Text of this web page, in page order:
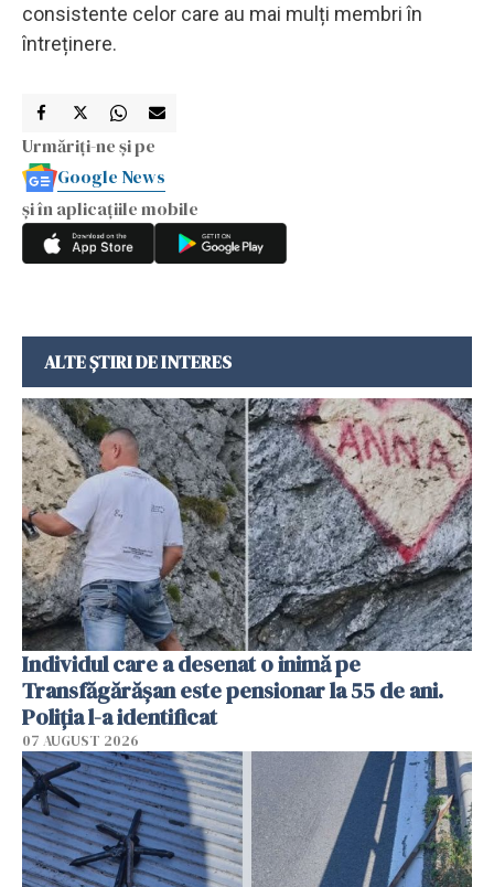
consistente celor care au mai mulți membri în
întreținere.
Urmăriți-ne și pe
Google News
și în aplicațiile mobile
ALTE ȘTIRI DE INTERES
Individul care a desenat o inimă pe
Transfăgărășan este pensionar la 55 de ani.
Poliția l-a identificat
07 AUGUST 2026